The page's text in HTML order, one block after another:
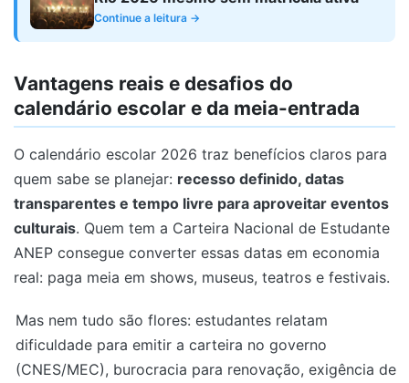
Continue a leitura →
Vantagens reais e desafios do
calendário escolar e da meia-entrada
O calendário escolar 2026 traz benefícios claros para
quem sabe se planejar: recesso definido, datas
transparentes e tempo livre para aproveitar eventos
culturais. Quem tem a Carteira Nacional de Estudante
ANEP consegue converter essas datas em economia
real: paga meia em shows, museus, teatros e festivais.
Mas nem tudo são flores: estudantes relatam
dificuldade para emitir a carteira no governo
(CNES/MEC), burocracia para renovação, exigência de